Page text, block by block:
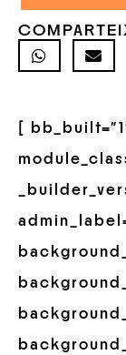
[